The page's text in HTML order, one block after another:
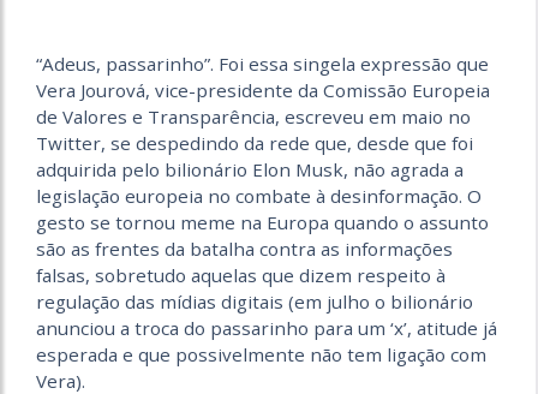
“Adeus, passarinho”. Foi essa singela expressão que
Vera Jourová, vice-presidente da Comissão Europeia
de Valores e Transparência, escreveu em maio no
Twitter, se despedindo da rede que, desde que foi
adquirida pelo bilionário Elon Musk, não agrada a
legislação europeia no combate à desinformação. O
gesto se tornou meme na Europa quando o assunto
são as frentes da batalha contra as informações
falsas, sobretudo aquelas que dizem respeito à
regulação das mídias digitais (em julho o bilionário
anunciou a troca do passarinho para um ‘x’, atitude já
esperada e que possivelmente não tem ligação com
Vera).